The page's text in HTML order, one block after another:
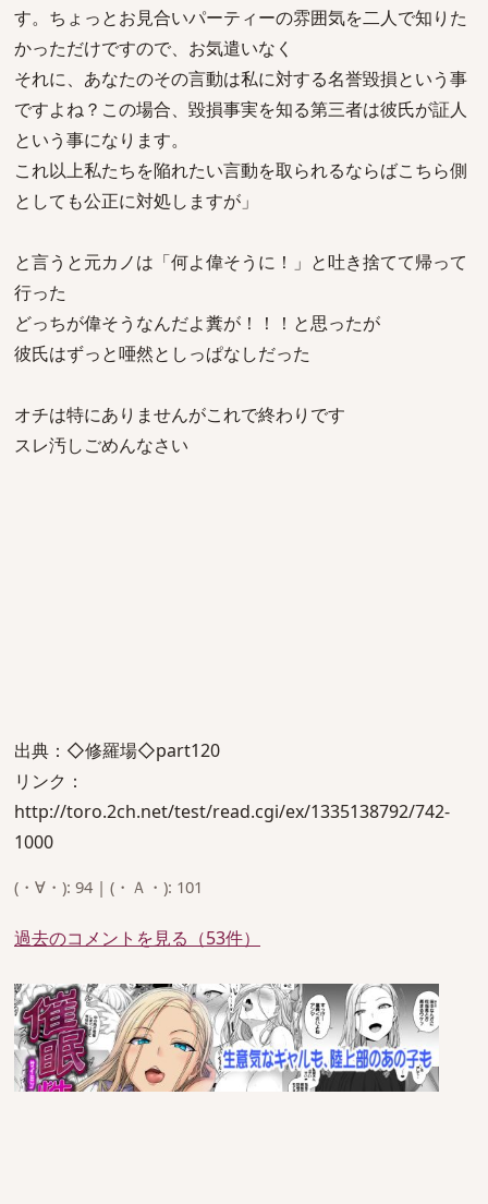
す。ちょっとお見合いパーティーの雰囲気を二人で知りた
かっただけですので、お気遣いなく
それに、あなたのその言動は私に対する名誉毀損という事
ですよね？この場合、毀損事実を知る第三者は彼氏が証人
という事になります。
これ以上私たちを陥れたい言動を取られるならばこちら側
としても公正に対処しますが」
と言うと元カノは「何よ偉そうに！」と吐き捨てて帰って
行った
どっちが偉そうなんだよ糞が！！！と思ったが
彼氏はずっと唖然としっぱなしだった
オチは特にありませんがこれで終わりです
スレ汚しごめんなさい
出典：◇修羅場◇part120
リンク：
http://toro.2ch.net/test/read.cgi/ex/1335138792/742-
1000
(・∀・): 94 | (・Ａ・): 101
過去のコメントを見る（53件）